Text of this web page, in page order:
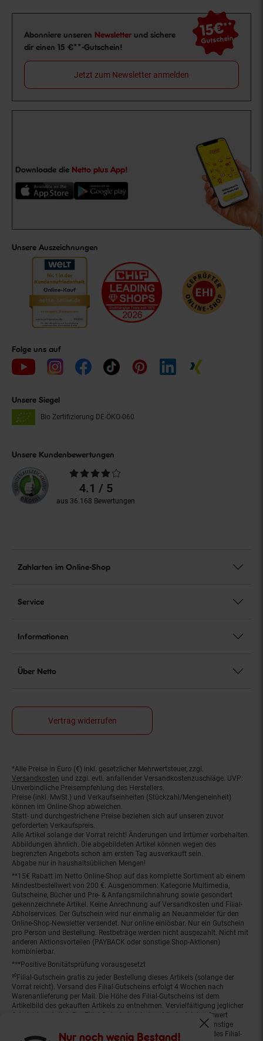
Nur noch wenig Bestand!
Fenster
Newsletter Anmeldung
Abonniere unseren Newsletter und sichere
dir einen 15 €**-Gutschein!
15€**
Gutschein
Jetzt zum Newsletter anmelden
Downloade die Netto plus App!
Unsere Auszeichnungen
Folge uns auf
Unsere Siegel
Bio Zertifizierung DE-ÖKO-060
Unsere Kundenbewertungen
Durchschnittliche
Bewertungen4.1 / 5
aus 36.168 Bewertungen
Zahlarten im Online-Shop
Service
Informationen
Über Netto
Vertrag widerrufen
Fußnoten
*Alle Preise in Euro (€) inkl. gesetzlicher Mehrwertsteuer, zzgl.
Versandkosten und zzgl. evtl. anfallender Versandkostenzuschläge. UVP:
Unverbindliche Preisempfehlung des Herstellers.
Preise (inkl. MwSt.) und Verkaufseinheiten (Stückzahl/Mengeneinheit)
können im Online-Shop abweichen.
Statt- und durchgestrichene Preise beziehen sich auf unseren zuvor
geforderten Verkaufspreis.
Alle Artikel solange der Vorrat reicht! Änderungen und Irrtümer vorbehalten.
Abbildungen ähnlich. Die abgebildeten Artikel können wegen des
begrenzten Angebots schon am ersten Tag ausverkauft sein.
Abgabe nur in haushaltsüblichen Mengen!
**15€ Rabatt im Netto Online-Shop auf das komplette Sortiment ab einem
Mindestbestellwert von 200 €. Ausgenommen: Kategorie Multimedia,
Gutscheine, Bücher und Pre- & Anfangsmilchnahrung sowie gesondert
gekennzeichnete Artikel. Keine Anrechnung auf Versandkosten und Filial-
Abholservices. Der Gutschein wird nur einmalig an Neuanmelder für den
Online-Shop-Newsletter versendet. Nur online einlösbar. Nur ein Gutschein
pro Person und Bestellung. Restbeträge werden nicht ausgezahlt. Nicht mit
anderen Aktionsvorteilen (PAYBACK oder sonstige Shop-Aktionen)
kombinierbar.
***Positive Bonitätsprüfung vorausgesetzt
²⁰Filial-Gutschein gratis zu jeder Bestellung dieses Artikels (solange der
Vorrat reicht). Versand des Filial-Gutscheins erfolgt 4 Wochen nach
Warenanlieferung per Mail. Die Höhe des Filial-Gutscheins ist dem
Artikelbild des gekauften Artikels zu entnehmen. Vervielfältigung jeglicher
Art nicht gestattet. Der Filial-Gutschein ist ohne Mindesteinkaufswert
einlösbar. Nicht mit anderen Aktionsvorteilen (PAYBACK oder sonstige
Shop-Aktionen) kombinierbar. Der jeweilige Gültigkeitszeitraum des Filial-